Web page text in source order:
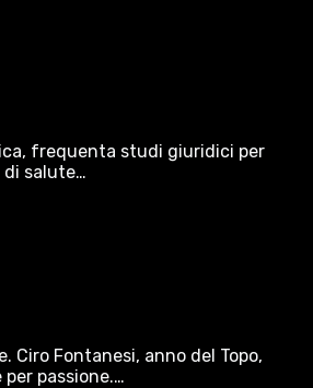
frequenta studi giuridici per
di salute…
Ciro Fontanesi, anno del Topo,
passione.…